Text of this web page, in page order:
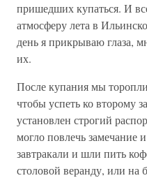
пришедших купаться. И
атмосферу лета в
день я прикрываю глаза,
их.
После купания мы
чтобы успеть ко второму
установлен строгий
могло повлечь замечание
завтракали и шли пить
столовой веранду, или на